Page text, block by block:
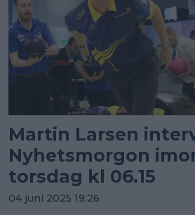
Martin Larsen
Nyhetsmorgon
torsdag kl 06.15
04 juni 2025 19:26